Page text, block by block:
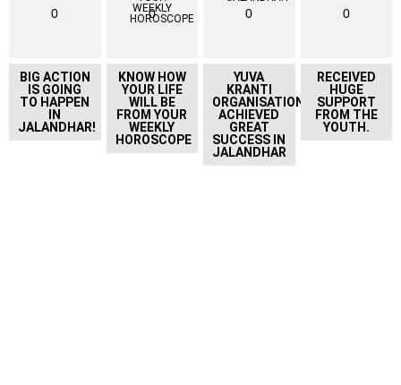
0
BIG ACTION
IS GOING
TO HAPPEN
IN
JALANDHAR!
0
KNOW HOW
YOUR LIFE
WILL BE
FROM YOUR
WEEKLY
HOROSCOPE
0
YUVA
KRANTI
ORGANISATION
ACHIEVED
GREAT
SUCCESS IN
JALANDHAR
0
RECEIVED
HUGE
SUPPORT
FROM THE
YOUTH.